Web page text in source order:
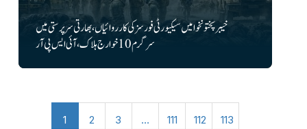
خیبرپختونخوا میں سیکیورٹی فورسز کی کارروائیاں، بھارتی سرپرستی میں
سرگرم 10 خوارج ہلاک، آئی ایس پی آر
1 2 3 … 111 112 113